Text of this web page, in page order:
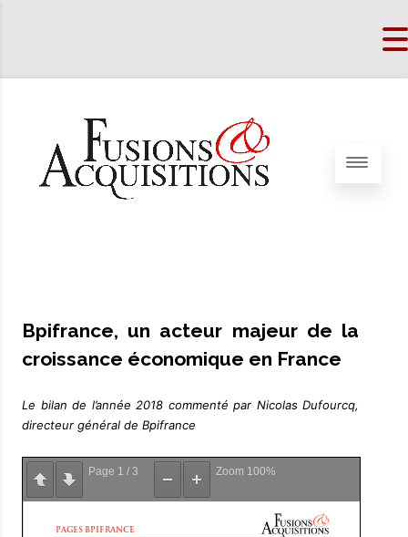
Bpifrance, un acteur majeur de la
croissance économique en France
Le bilan de l’année 2018 commenté par Nicolas Dufourcq,
directeur général de Bpifrance
Page 1 / 3 Zoom 100%